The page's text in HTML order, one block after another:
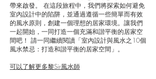
帶來啟發。 在這段旅程中，我們將探索如何避免
室內設計中的陷阱，並通過遵循一些簡單而有效
的風水原則，創建一個理想的居家環境。讓我們
一起開始，一同打造一個充滿和諧平衡的居家空
間吧！ 請一同繼續閱讀「室內設計與風水之10個
風水禁忌：打造和諧平衡的居家空間」。
可以了解更多黎Sir風水師